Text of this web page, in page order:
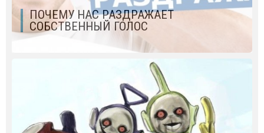
ПОЧЕМУ НАС РАЗДРАЖАЕТ
СОБСТВЕННЫЙ ГОЛОС